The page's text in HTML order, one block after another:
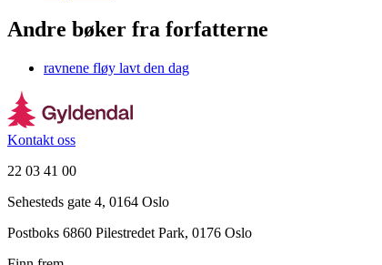
Andre bøker fra forfatterne
ravnene fløy lavt den dag
Kontakt oss
22 03 41 00
Sehesteds gate 4, 0164 Oslo
Postboks 6860 Pilestredet Park, 0176 Oslo